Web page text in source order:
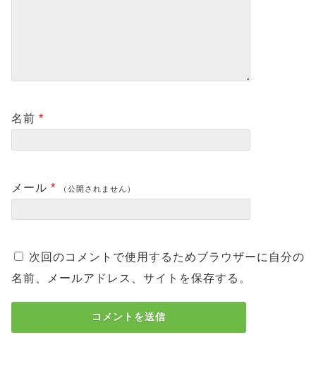
名前 *
メール * （公開されません）
次回のコメントで使用するためブラウザーに自分の
名前、メールアドレス、サイトを保存する。